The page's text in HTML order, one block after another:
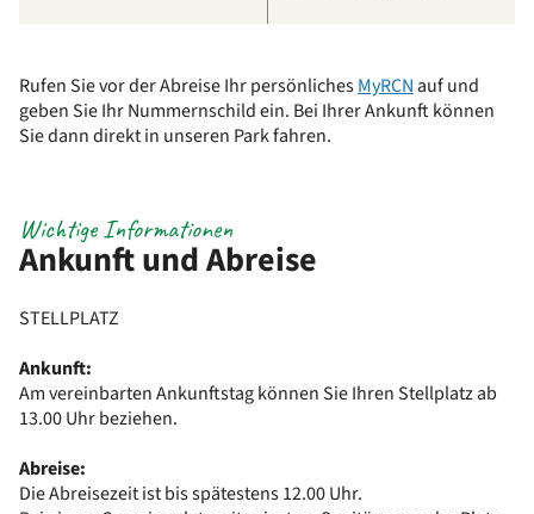
Rufen Sie vor der Abreise Ihr persönlichesMyRCNauf und
geben Sie Ihr Nummernschild ein. Bei Ihrer Ankunft können
Sie dann direkt in unseren Park fahren.
Ankunft und Abreise
Wichtige Informationen
STELLPLATZ
Ankunft:
Am vereinbarten Ankunftstag können Sie Ihren Stellplatz ab
13.00 Uhr beziehen.
Abreise:
Die Abreisezeit ist bis spätestens 12.00 Uhr.